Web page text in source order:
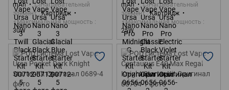
mAh
💥Нагревательный
элемент Картридж
⚡Максимальная мощность
30W
mAh
💥Нагревательный
элемент Картридж
⚡Максимальная мощность
25W